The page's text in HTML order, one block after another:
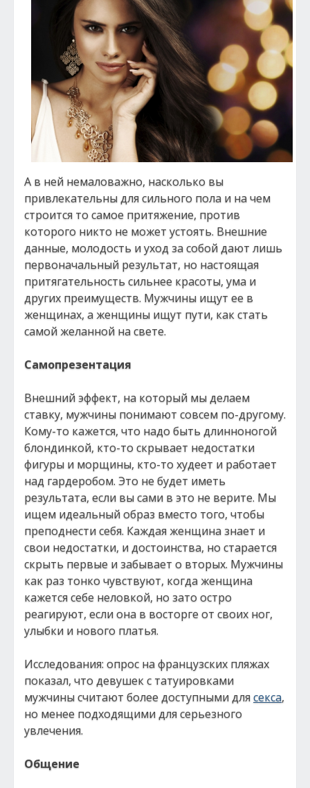
А в ней немаловажно, насколько вы
привлекательны для сильного пола и на чем
строится то самое притяжение, против
которого никто не может устоять. Внешние
данные, молодость и уход за собой дают лишь
первоначальный результат, но настоящая
притягательность сильнее красоты, ума и
других преимуществ. Мужчины ищут ее в
женщинах, а женщины ищут пути, как стать
самой желанной на свете.
Самопрезентация
Внешний эффект, на который мы делаем
ставку, мужчины понимают совсем по-другому.
Кому-то кажется, что надо быть длинноногой
блондинкой, кто-то скрывает недостатки
фигуры и морщины, кто-то худеет и работает
над гардеробом. Это не будет иметь
результата, если вы сами в это не верите. Мы
ищем идеальный образ вместо того, чтобы
преподнести себя. Каждая женщина знает и
свои недостатки, и достоинства, но старается
скрыть первые и забывает о вторых. Мужчины
как раз тонко чувствуют, когда женщина
кажется себе неловкой, но зато остро
реагируют, если она в восторге от своих ног,
улыбки и нового платья.
Исследования: опрос на французских пляжах
показал, что девушек с татуировками
мужчины считают более доступными длясекса,
но менее подходящими для серьезного
увлечения.
Общение